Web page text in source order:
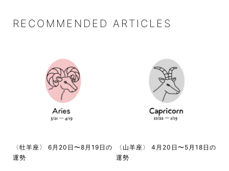
RECOMMENDED ARTICLES
〈牡羊座〉 6月20日〜8月19日の
運勢
〈山羊座〉 4月20日〜5月18日の
運勢